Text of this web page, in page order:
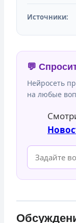
Источники:
💬
Нейросеть
на любые